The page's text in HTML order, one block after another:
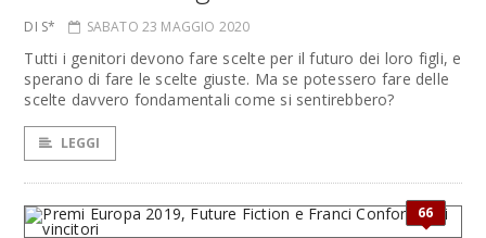
DI S* SABATO 23 MAGGIO 2020
Tutti i genitori devono fare scelte per il futuro dei loro figli, e
sperano di fare le scelte giuste. Ma se potessero fare delle
scelte davvero fondamentali come si sentirebbero?
LEGGI
66